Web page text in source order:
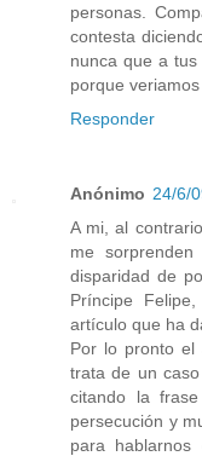
personas.
contesta
nunca que a
porque
Responder
Anónimo 24/6/
A mi, al
me
disparidad de
Príncipe
artículo que ha
Por lo pronto el
trata de un
citando la
persecución y
para